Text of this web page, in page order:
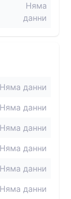
Няма
данни
Няма данни
Няма данни
Няма данни
Няма данни
Няма данни
Няма данни